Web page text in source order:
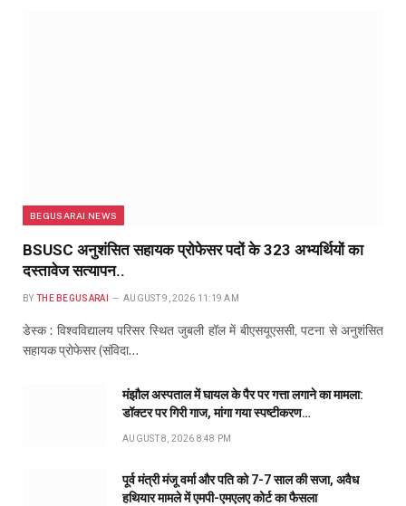
BEGUSARAI NEWS
BSUSC अनुशंसित सहायक प्रोफेसर पदों के 323 अभ्यर्थियों का
दस्तावेज सत्यापन..
BY THE BEGUSARAI AUGUST 9, 2026 11:19 AM
डेस्क : विश्वविद्यालय परिसर स्थित जुबली हॉल में बीएसयूएससी, पटना से अनुशंसित
सहायक प्रोफेसर (संविदा…
मंझौल अस्पताल में घायल के पैर पर गत्ता लगाने का मामला:
डॉक्टर पर गिरी गाज, मांगा गया स्पष्टीकरण…
AUGUST 8, 2026 8:48 PM
पूर्व मंत्री मंजू वर्मा और पति को 7-7 साल की सजा, अवैध
हथियार मामले में एमपी-एमएलए कोर्ट का फैसला